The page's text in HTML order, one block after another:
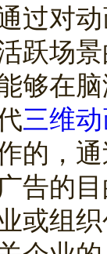
通过对
跃场
够在
三维
的，
告的
或组